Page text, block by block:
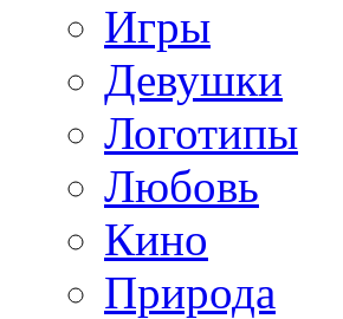
Игры
Девушки
Логотипы
Любовь
Кино
Природа